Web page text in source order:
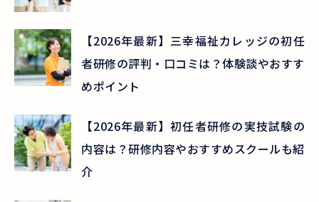
【2026年最新】三幸福祉カレッジの初任
者研修の評判・口コミは？体験談やおすす
めポイント
【2026年最新】初任者研修の実技試験の
内容は？研修内容やおすすめスクールも紹
介